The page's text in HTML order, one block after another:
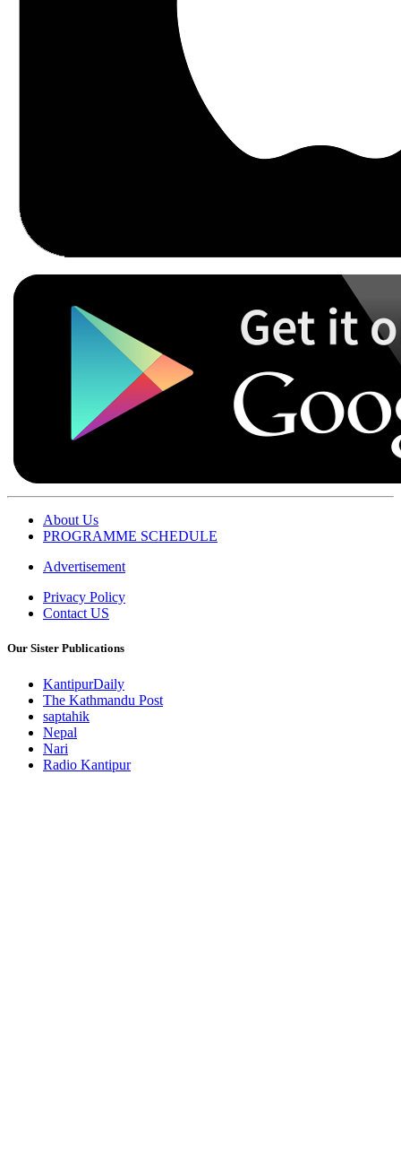
About Us
PROGRAMME SCHEDULE
Advertisement
Privacy Policy
Contact US
Our Sister Publications
KantipurDaily
The Kathmandu Post
saptahik
Nepal
Nari
Radio Kantipur